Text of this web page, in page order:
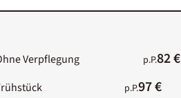
Verpflegung p.P.82 €
p.P.97 €